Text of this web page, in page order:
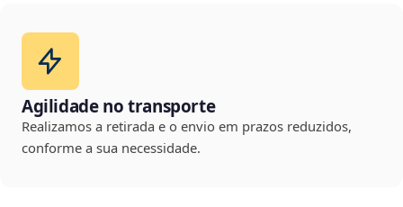
Agilidade no transporte
Realizamos a retirada e o envio em prazos reduzidos,
conforme a sua necessidade.